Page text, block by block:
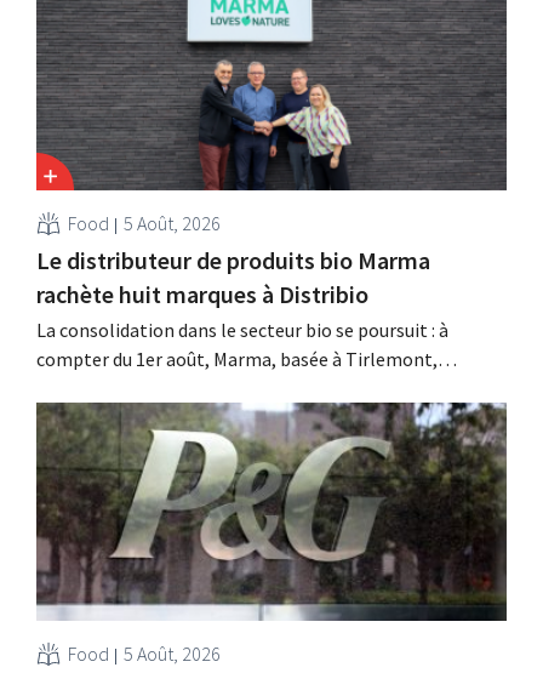
racheté GB, alors leader du marché belge.
Food 5 Août, 2026
Le distributeur de produits bio Marma
rachète huit marques à Distribio
La consolidation dans le secteur bio se poursuit : à
compter du 1er août, Marma, basée à Tirlemont,
bio de Distribio. Les deux entreprises souhaitent ainsi se
concentrer davantage sur leurs activités principales.
Food 5 Août, 2026